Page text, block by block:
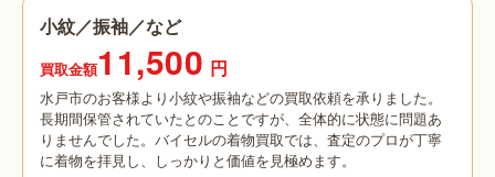
小紋／振袖／など
買取金額11,500 円
水戸市のお客様より小紋や振袖などの買取依頼を承りました。
長期間保管されていたとのことですが、全体的に状態に問題あ
りませんでした。バイセルの着物買取では、査定のプロが丁寧
に着物を拝見し、しっかりと価値を見極めます。